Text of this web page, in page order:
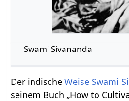
Swami Sivananda
Der indischeWeise Swami
seinem Buch „How to